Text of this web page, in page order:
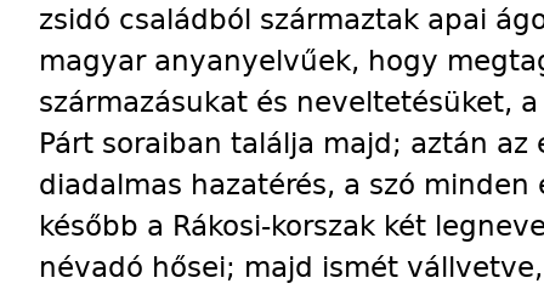
zsidó családból származtak apai
magyar anyanyelvűek, hogy
származásukat és neveltetésüket,
Párt soraiban találja majd; aztán az
diadalmas hazatérés, a szó
később a Rákosi-korszak két
névadó hősei; majd ismét